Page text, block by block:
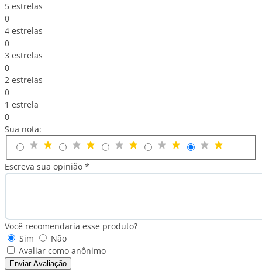
5 estrelas
0
4 estrelas
0
3 estrelas
0
2 estrelas
0
1 estrela
0
Sua nota:
Escreva sua opinião *
Você recomendaria esse produto?
Sim
Não
Avaliar como anônimo
Enviar Avaliação